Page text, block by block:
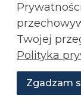
Twojej
Polityka
Zgadzam